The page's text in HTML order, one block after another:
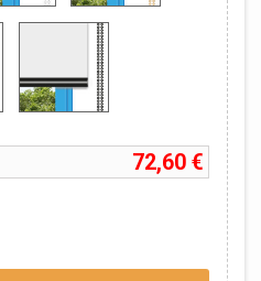
72,60 €